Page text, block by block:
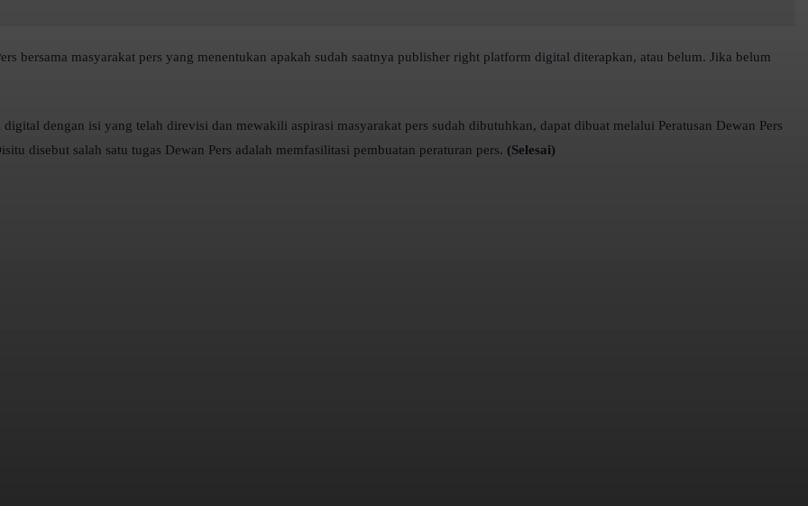
bersama masyarakat pers yang menentukan apakah sudah saatnya publisher right platform digital diterapkan, atau belum. Jika belum
dengan isi yang telah direvisi dan mewakili aspirasi masyarakat pers sudah dibutuhkan, dapat dibuat melalui Peratusan Dewan Pers
disebut salah satu tugas Dewan Pers adalah memfasilitasi pembuatan peraturan pers. (Selesai)